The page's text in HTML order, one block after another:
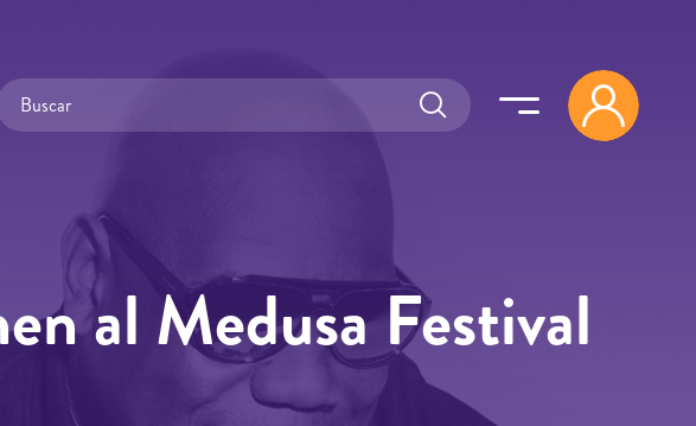
al Medusa Festival